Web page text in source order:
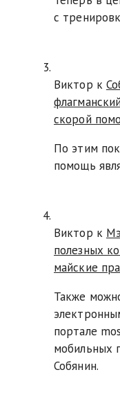
с
Виктор к
скорой
По этим
помощь
Виктор к
полезных
майские
Также
портале
мобильных
Собянин.